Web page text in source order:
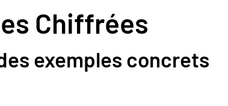
Chiffrées
exemples concrets